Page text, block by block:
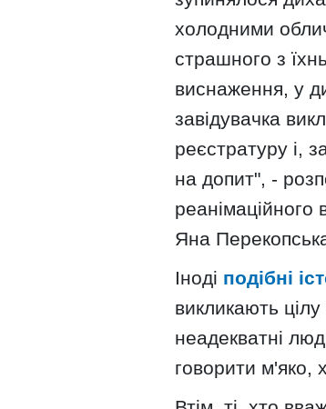
холодними
страшного з
виснаження, у
завідувачка
реєстратуру і,
на допит", -
реанімаційного
Яна
Іноді подібні
викликають
неадекватні
говорити м'яко,